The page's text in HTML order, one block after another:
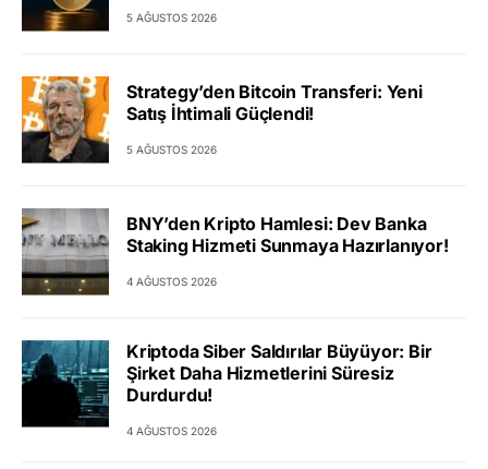
5 AĞUSTOS 2026
Strategy’den Bitcoin Transferi: Yeni
Satış İhtimali Güçlendi!
5 AĞUSTOS 2026
BNY’den Kripto Hamlesi: Dev Banka
Staking Hizmeti Sunmaya Hazırlanıyor!
4 AĞUSTOS 2026
Kriptoda Siber Saldırılar Büyüyor: Bir
Şirket Daha Hizmetlerini Süresiz
Durdurdu!
4 AĞUSTOS 2026